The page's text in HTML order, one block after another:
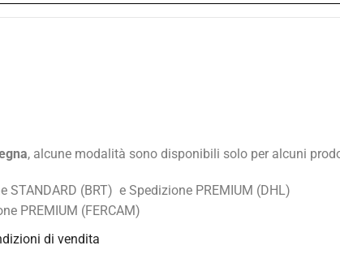
, alcune modalità sono disponibili solo per alcuni
(BRT) e Spedizione PREMIUM (DHL)
PREMIUM (FERCAM)
di vendita